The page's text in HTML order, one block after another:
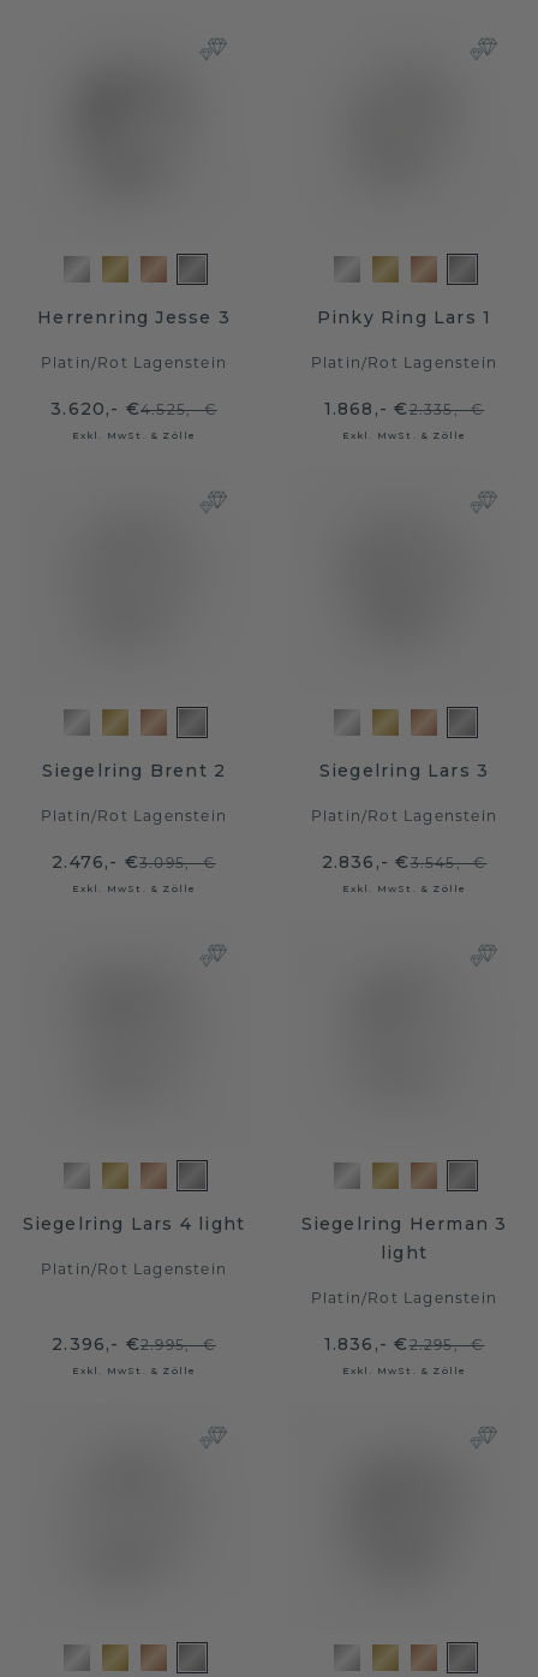
Herrenring Jesse 3
Platin/Rot Lagenstein
3.620,- €4.525,- €
Exkl. MwSt. & Zölle
Pinky Ring Lars 1
Platin/Rot Lagenstein
1.868,- €2.335,- €
Exkl. MwSt. & Zölle
Siegelring Brent 2
Platin/Rot Lagenstein
2.476,- €3.095,- €
Exkl. MwSt. & Zölle
Siegelring Lars 3
Platin/Rot Lagenstein
2.836,- €3.545,- €
Exkl. MwSt. & Zölle
Siegelring Lars 4 light
Platin/Rot Lagenstein
2.396,- €2.995,- €
Exkl. MwSt. & Zölle
Siegelring Herman 3
light
Platin/Rot Lagenstein
1.836,- €2.295,- €
Exkl. MwSt. & Zölle